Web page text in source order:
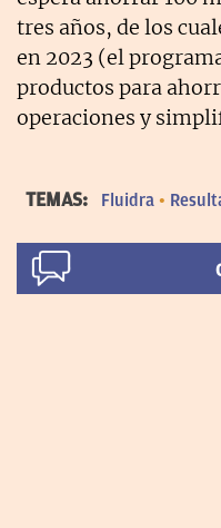
tres años, de los
en 2023 (el
productos para
operaciones y
TEMAS: Fluidra